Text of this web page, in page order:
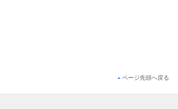
ページ先頭へ戻る